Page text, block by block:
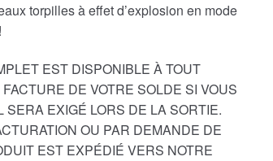
torpilles à effet d’explosion en mode
EST DISPONIBLE À TOUT
DE VOTRE SOLDE SI VOUS
EXIGÉ LORS DE LA SORTIE.
OU PAR DEMANDE DE
EST EXPÉDIÉ VERS NOTRE